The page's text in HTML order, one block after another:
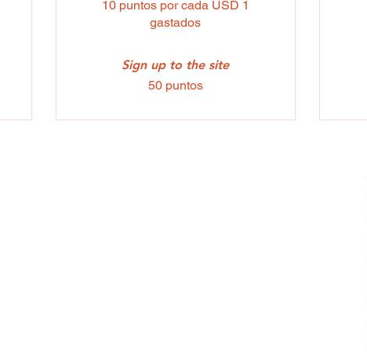
10 puntos por cada USD 1
gastados
Sign up to the site
50 puntos